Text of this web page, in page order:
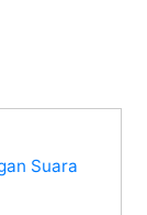
Suara